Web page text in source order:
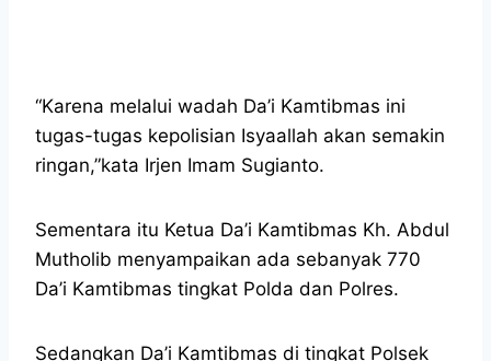
“Karena melalui wadah Da’i Kamtibmas ini
tugas-tugas kepolisian Isyaallah akan semakin
ringan,”kata Irjen Imam Sugianto.
Sementara itu Ketua Da’i Kamtibmas Kh. Abdul
Mutholib menyampaikan ada sebanyak 770
Da’i Kamtibmas tingkat Polda dan Polres.
Sedangkan Da’i Kamtibmas di tingkat Polsek